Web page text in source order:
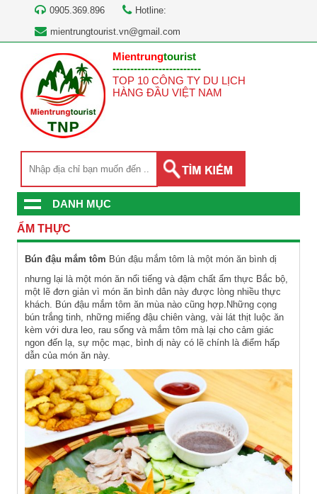
0905.369.896
Hotline:
mientrungtourist.vn@gmail.com
Mientrungtourist
-------------------------
TOP 10 CÔNG TY DU LỊCH
HÀNG ĐẦU VIỆT NAM
DANH MỤC
ẨM THỰC
Bún đậu mắm tôm Bún đậu mắm tôm là một món ăn bình dị
nhưng lại là một món ăn nổi tiếng và đậm chất ẩm thực Bắc bộ,
một lẽ đơn giản vì món ăn bình dân này được lòng nhiều thực
khách. Bún đậu mắm tôm ăn mùa nào cũng hợp.Những cọng
bún trắng tinh, những miếng đậu chiên vàng, vài lát thịt luộc ăn
kèm với dưa leo, rau sống và mắm tôm mà lại cho cảm giác
ngon đến lạ, sự mộc mạc, bình dị này có lẽ chính là điểm hấp
dẫn của món ăn này.